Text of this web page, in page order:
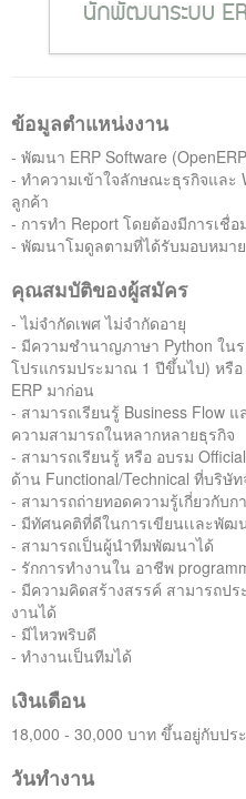
ข้อมูลตำแหน่งงาน
- พัฒนา ERP Software
- ทำความเข้าใจลักษณะธุรกิจและ
ลูกค้า
- การทำ Report โดยต้องมีการเชื่
- พัฒนาโมดูลตามที่ได้รับมอบหมาย
คุณสมบัติของผู้สมัคร
- ไม่จำกัดเพศ ไม่จำกัดอายุ
- มีความชำนาญภาษา Python ใน
โปรแกรมประมาณ 1 ปีขึ้นไป) หรื
ERP มาก่อน
- สามารถเรียนรู้ Business Flow
ความสามารถในหลากหลายธุรกิจ
- สามารถเรียนรู้ หรือ อบรม
ด้าน Functional/Technical ที่บริษั
- สามารถถ่ายทอดความรู้เกี่ยวกับ
- มีทัศนคติที่ดีในการเขียนเเละพัฒ
- สามารถเป็นผู้นำทีมพัฒนาได้
- รักการทำงานใน อาชีพ
- มีความคิดสร้างสรรค์ สามารถป
งานได้
- มีไหวพริบดี
- ทำงานเป็นทีมได้
เงินเดือน
18,000 - 30,000 บาท ขึ้นอยู่กับป
วันทำงาน